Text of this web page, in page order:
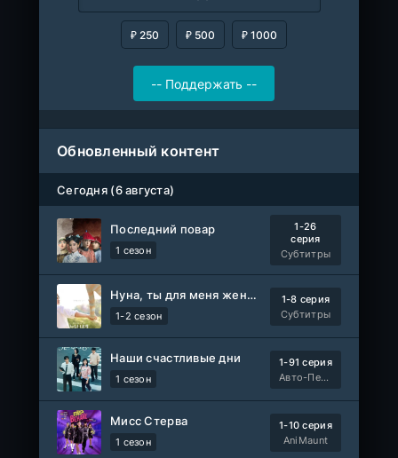
₽ 250 ₽ 500 ₽ 1000
Обновленный контент
Сегодня (6 августа)
Последний повар
1 сезон
1-26
серия
Субтитры
Нуна, ты для меня женщина 2
1-2 сезон
1-8 серия
Субтитры
Наши счастливые дни
1 сезон
1-91 серия
Авто-Перевод
Мисс Стерва
1 сезон
1-10 серия
AniMaunt